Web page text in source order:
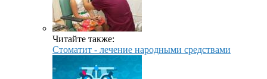
Читайте также:
Стоматит - лечение народными средствами